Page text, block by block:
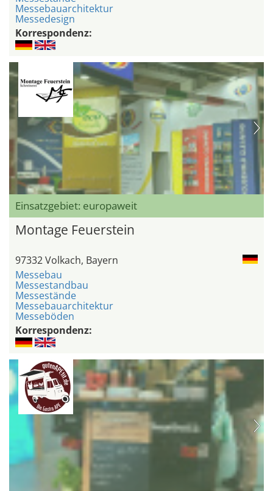
Messebauarchitektur
Messedesign
Korrespondenz:
Einsatzgebiet: europaweit
Montage Feuerstein
97332 Volkach, Bayern
Messebau
Messestandbau
Messestände
Messebauarchitektur
Messeböden
Korrespondenz: